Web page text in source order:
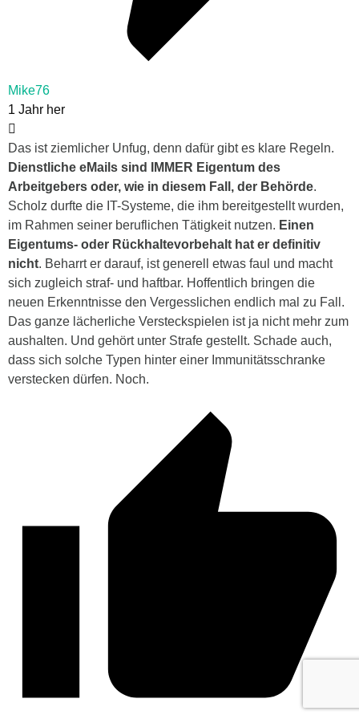
Mike76
1 Jahr her
Das ist ziemlicher Unfug, denn dafür gibt es klare Regeln.
Dienstliche eMails sind IMMER Eigentum des
Arbeitgebers oder, wie in diesem Fall, der Behörde.
Scholz durfte die IT-Systeme, die ihm bereitgestellt wurden,
im Rahmen seiner beruflichen Tätigkeit nutzen. Einen
Eigentums- oder Rückhaltevorbehalt hat er definitiv
nicht. Beharrt er darauf, ist generell etwas faul und macht
sich zugleich straf- und haftbar. Hoffentlich bringen die
neuen Erkenntnisse den Vergesslichen endlich mal zu Fall.
Das ganze lächerliche Versteckspielen ist ja nicht mehr zum
aushalten. Und gehört unter Strafe gestellt. Schade auch,
dass sich solche Typen hinter einer Immunitätsschranke
verstecken dürfen. Noch.